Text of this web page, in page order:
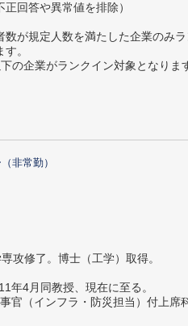
回答や異常値を排除）
が規定人数を満たした企業のみ
。
企業がランクイン対象となりま
非常勤）
攻修了。博士（工学）取得。
年4月同教授、現在に至る。
（インフラ・防災担当）付上席